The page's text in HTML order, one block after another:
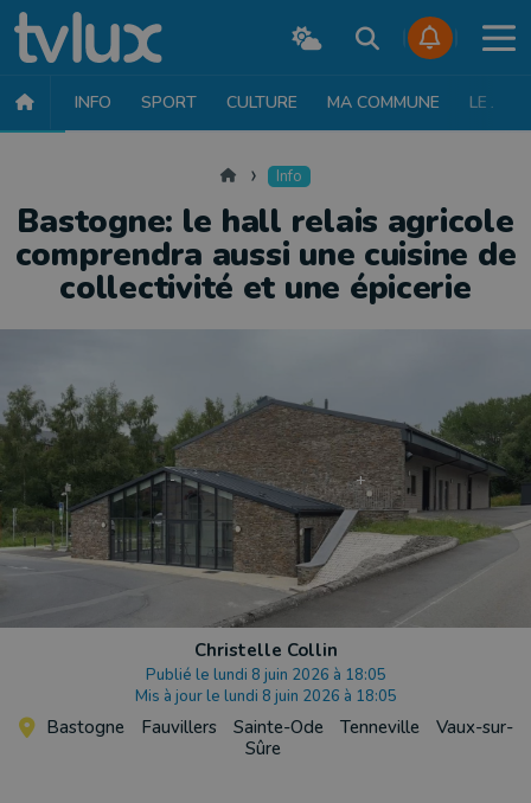
INFO SPORT CULTURE MA COMMUNE LE JT
Accueil Info
Bastogne: le hall relais agricole
comprendra aussi une cuisine de
collectivité et une épicerie
Christelle Collin
Publié le lundi 8 juin 2026 à 18:05
Mis à jour le lundi 8 juin 2026 à 18:05
Bastogne Fauvillers Sainte-Ode Tenneville
Vaux-sur-
Sûre